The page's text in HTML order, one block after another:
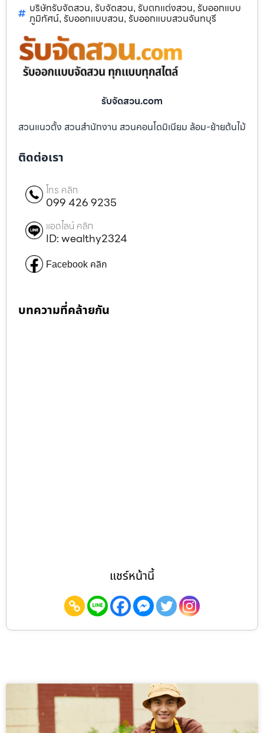
บริษัทรับจัดสวน, รับจัดสวน, รับตกแต่งสวน, รับออกแบบ
ภูมิทัศน์, รับออกแบบสวน, รับออกแบบสวนจันทบุรี
รับจัดสวน.com
สวนแนวตั้ง สวนสำนักงาน สวนคอนโดมิเนียม ล้อม-ย้ายต้นไม้
ติดต่อเรา
โทร คลิก
099 426 9235
แอดไลน์ คลิก
ID: wealthy2324
Facebook คลิก
บทความที่คล้ายกัน
แชร์หน้านี้